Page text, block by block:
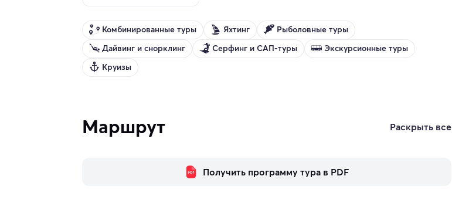
Комбинированные туры Яхтинг
Рыболовные туры
Дайвинг и снорклинг
Серфинг и САП-туры
Экскурсионные туры
Круизы
Маршрут Раскрыть все
Получить программу тура в PDF